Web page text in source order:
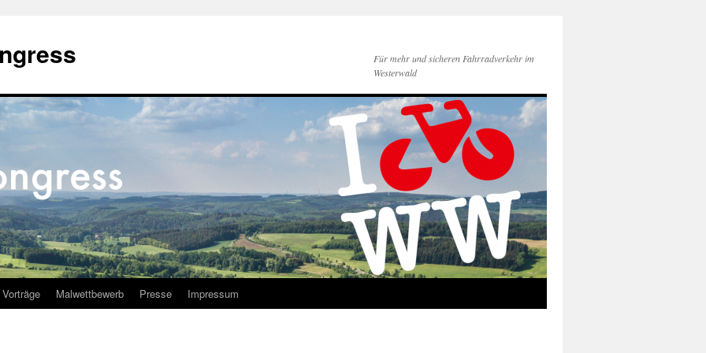
Für mehr und sicheren Fahrradverkehr im
Westerwald
Vorträge Malwettbewerb Presse Impressum